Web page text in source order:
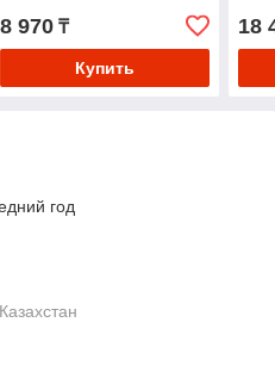
8 970₸
Купить
18
год